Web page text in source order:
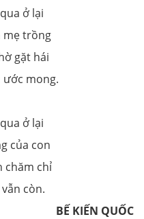
ở lại
mẹ trồng
gặt hái
ước mong.
ở lại
của con
chăm chỉ
còn.
BẾ KIẾN QUỐC